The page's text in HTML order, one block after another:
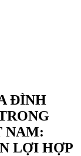
ĐÌNH
NAM:
LỢI HỢP